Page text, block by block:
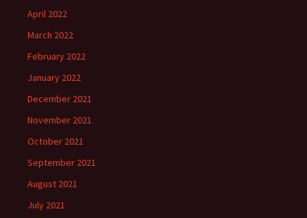
April 2022
March 2022
February 2022
January 2022
December 2021
November 2021
October 2021
September 2021
August 2021
July 2021